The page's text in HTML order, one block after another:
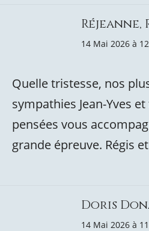
Réjeanne,
14 Mai 2026 à
Quelle tristesse, nos
sympathies Jean-Yves
pensées vous
grande épreuve. Régis
Doris
14 Mai 2026 à